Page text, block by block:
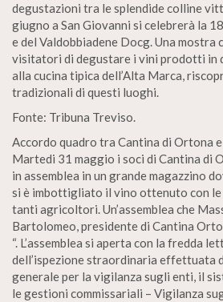
degustazioni tra le splendide colline
giugno a San Giovanni si celebrerà la
e del Valdobbiadene Docg. Una mostra
visitatori di degustare i vini prodotti in
alla cucina tipica dell’Alta Marca,
tradizionali di questi luoghi.
Fonte: Tribuna Treviso.
Accordo quadro tra Cantina di Ortona
Martedi 31 maggio i soci di Cantina di
in assemblea in un grande magazzino
si è imbottigliato il vino ottenuto con
tanti agricoltori. Un’assemblea che
Bartolomeo, presidente di Cantina
“. L’assemblea si aperta con la fredda
dell’ispezione straordinaria effettuata
generale per la vigilanza sugli enti, il
le gestioni commissariali – Vigilanza